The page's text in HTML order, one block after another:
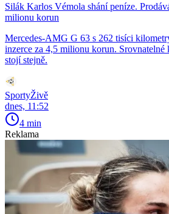
Silák Karlos Vémola shání peníze.
milionu korun
Mercedes-AMG G 63 s 262 tisíci
inzerce za 4,5 milionu korun. Srovnatelné
stojí stejně.
SportyŽivě
dnes, 11:52
4 min
Reklama